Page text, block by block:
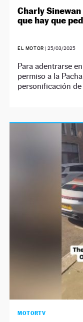
Charly
que hay que
EL MOTOR |25/03/2025
Para adentrarse
permiso a la
personificación de
MOTORTV